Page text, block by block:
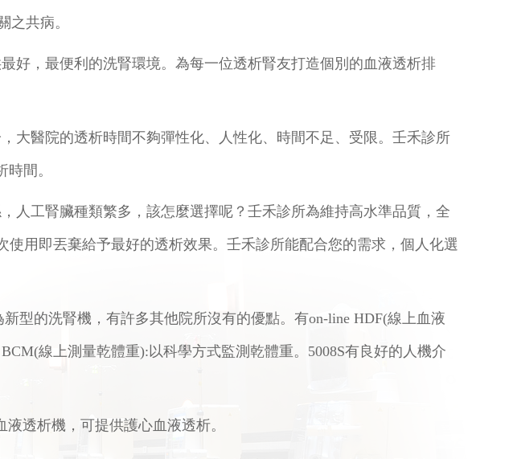
共病。
好，最便利的洗腎環境。為每一位透析腎友打造個別的血液透析排
大醫院的透析時間不夠彈性化、人性化、時間不足、受限。壬禾診所
間。
人工腎臟種類繁多，該怎麼選擇呢？壬禾診所為維持高水準品質，全
用即丟棄給予最好的透析效果。壬禾診所能配合您的需求，個人化選
新型的洗腎機，有許多其他院所沒有的優點。有on-line HDF(線上血液
線上測量乾體重):以科學方式監測乾體重。5008S有良好的人機介
透析機，可提供護心血液透析。